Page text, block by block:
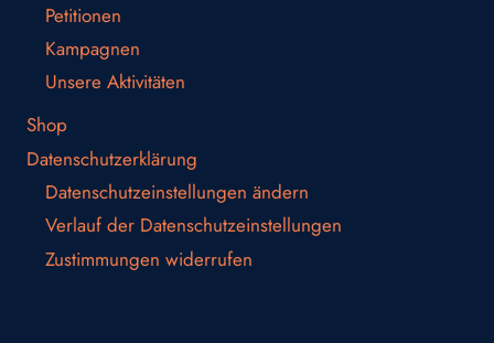
Petitionen
Kampagnen
Unsere Aktivitäten
Shop
Datenschutzerklärung
Datenschutzeinstellungen ändern
Verlauf der Datenschutzeinstellungen
Zustimmungen widerrufen